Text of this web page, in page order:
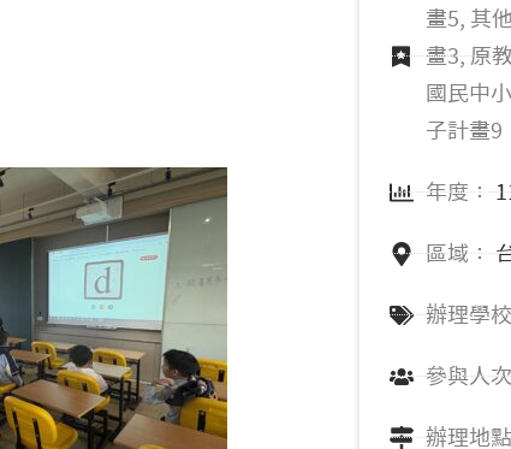
畫5, 其
畫3, 原
國民中
子計畫9
年度：
區域：
辦理學
參與人
辦理地